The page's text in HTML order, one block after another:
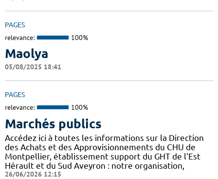
PAGES
relevance: 100%
Maolya
05/08/2025 18:41
PAGES
relevance: 100%
Marchés publics
Accédez ici à toutes les informations sur la Direction
des Achats et des Approvisionnements du CHU de
Montpellier, établissement support du GHT de l'Est
Hérault et du Sud Aveyron : notre organisation,
26/06/2026 12:15